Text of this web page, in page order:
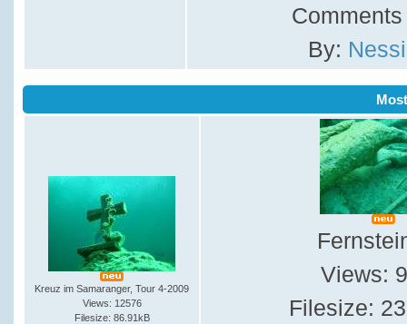
Comments
By:
Kreuz im Samaranger, Tour 4-2009
Views: 12576
Filesize: 86.91kB
Views:
Filesize: